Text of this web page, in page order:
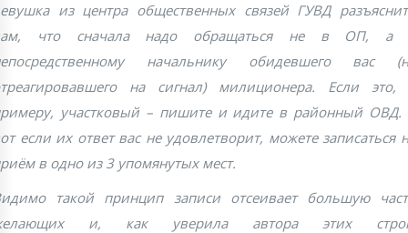
из центра общественных связей ГУВД
что сначала надо обращаться не в ОП, а
начальнику обидевшего вас
на сигнал) милиционера. Если это,
участковый – пишите и идите в районный ОВД.
если их ответ вас не удовлетворит, можете записаться
в одно из 3 упомянутых мест.
такой принцип записи отсеивает большую
и, как уверила автора этих